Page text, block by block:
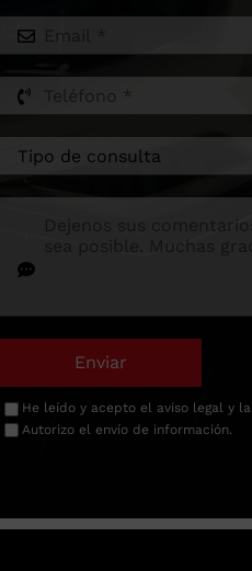
Enviar
He leído y acepto el aviso legaly la
Autorizo el envío de información.